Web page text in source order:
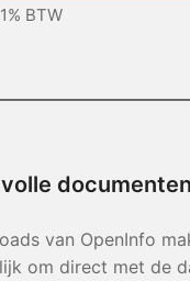
BTW
documenten
van OpenInfo
om direct met de